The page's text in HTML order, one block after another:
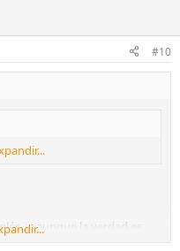
#10
aunque la verdad es
También me la apunto! "Soul